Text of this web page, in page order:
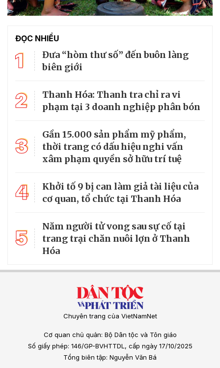
ĐỌC NHIỀU
1
Đưa “hòm thư số” đến buôn làng
biên giới
2
Thanh Hóa: Thanh tra chỉ ra vi
phạm tại 3 doanh nghiệp phân bón
3
Gần 15.000 sản phẩm mỹ phẩm,
thời trang có dấu hiệu nghi vấn
xâm phạm quyền sở hữu trí tuệ
4
Khởi tố 9 bị can làm giả tài liệu của
cơ quan, tổ chức tại Thanh Hóa
5
Năm người tử vong sau sự cố tại
trang trại chăn nuôi lợn ở Thanh
Hóa
Chuyên trang của VietNamNet
Cơ quan chủ quản: Bộ Dân tộc và Tôn giáo
Số giấy phép: 146/GP-BVHTTDL, cấp ngày 17/10/2025
Tổng biên tập: Nguyễn Văn Bá